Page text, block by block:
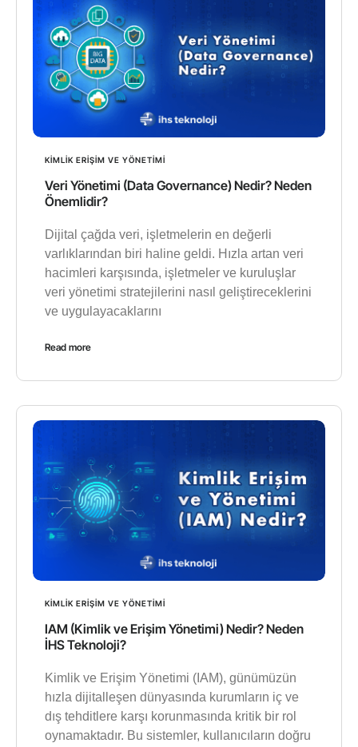
KIMLIK ERIŞIM VE YÖNETIMI
Veri Yönetimi (Data Governance) Nedir? Neden
Önemlidir?
Dijital çağda veri, işletmelerin en değerli
varlıklarından biri haline geldi. Hızla artan veri
hacimleri karşısında, işletmeler ve kuruluşlar
veri yönetimi stratejilerini nasıl geliştireceklerini
ve uygulayacaklarını
Read more
KIMLIK ERIŞIM VE YÖNETIMI
IAM (Kimlik ve Erişim Yönetimi) Nedir? Neden
İHS Teknoloji?
Kimlik ve Erişim Yönetimi (IAM), günümüzün
hızla dijitalleşen dünyasında kurumların iç ve
dış tehditlere karşı korunmasında kritik bir rol
oynamaktadır. Bu sistemler, kullanıcıların doğru